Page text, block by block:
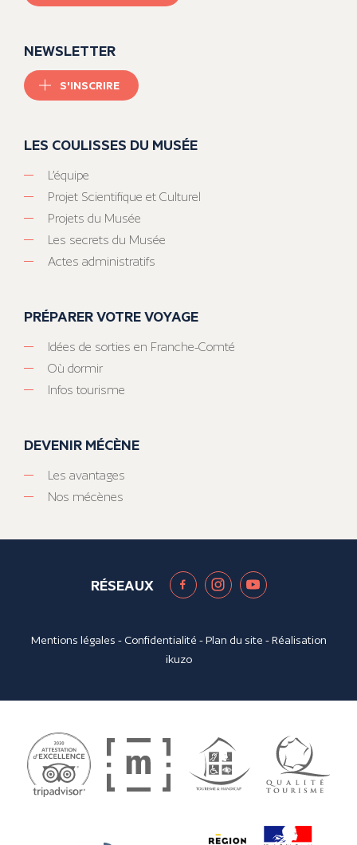
NEWSLETTER
S'INSCRIRE
LES COULISSES DU MUSÉE
L’équipe
Projet Scientifique et Culturel
Projets du Musée
Les secrets du Musée
Actes administratifs
PRÉPARER VOTRE VOYAGE
Idées de sorties en Franche-Comté
Où dormir
Infos tourisme
DEVENIR MÉCÈNE
Les avantages
Nos mécènes
RÉSEAUX
Mentions légales - Confidentialité -Plan du site - Réalisation
ikuzo